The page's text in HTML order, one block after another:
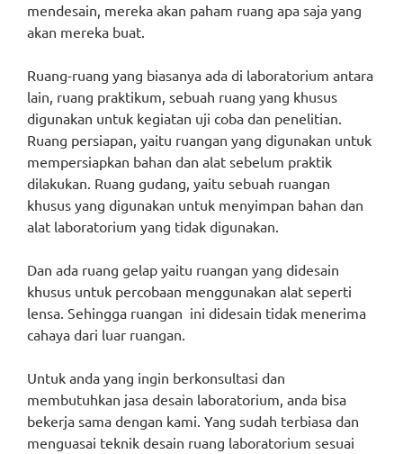
mendesain, mereka akan paham ruang apa saja yang
akan mereka buat.
Ruang-ruang yang biasanya ada di laboratorium antara
lain, ruang praktikum, sebuah ruang yang khusus
digunakan untuk kegiatan uji coba dan penelitian.
Ruang persiapan, yaitu ruangan yang digunakan untuk
mempersiapkan bahan dan alat sebelum praktik
dilakukan. Ruang gudang, yaitu sebuah ruangan
khusus yang digunakan untuk menyimpan bahan dan
alat laboratorium yang tidak digunakan.
Dan ada ruang gelap yaitu ruangan yang didesain
khusus untuk percobaan menggunakan alat seperti
lensa. Sehingga ruangan ini didesain tidak menerima
cahaya dari luar ruangan.
Untuk anda yang ingin berkonsultasi dan
membutuhkan jasa desain laboratorium, anda bisa
bekerja sama dengan kami. Yang sudah terbiasa dan
menguasai teknik desain ruang laboratorium sesuai